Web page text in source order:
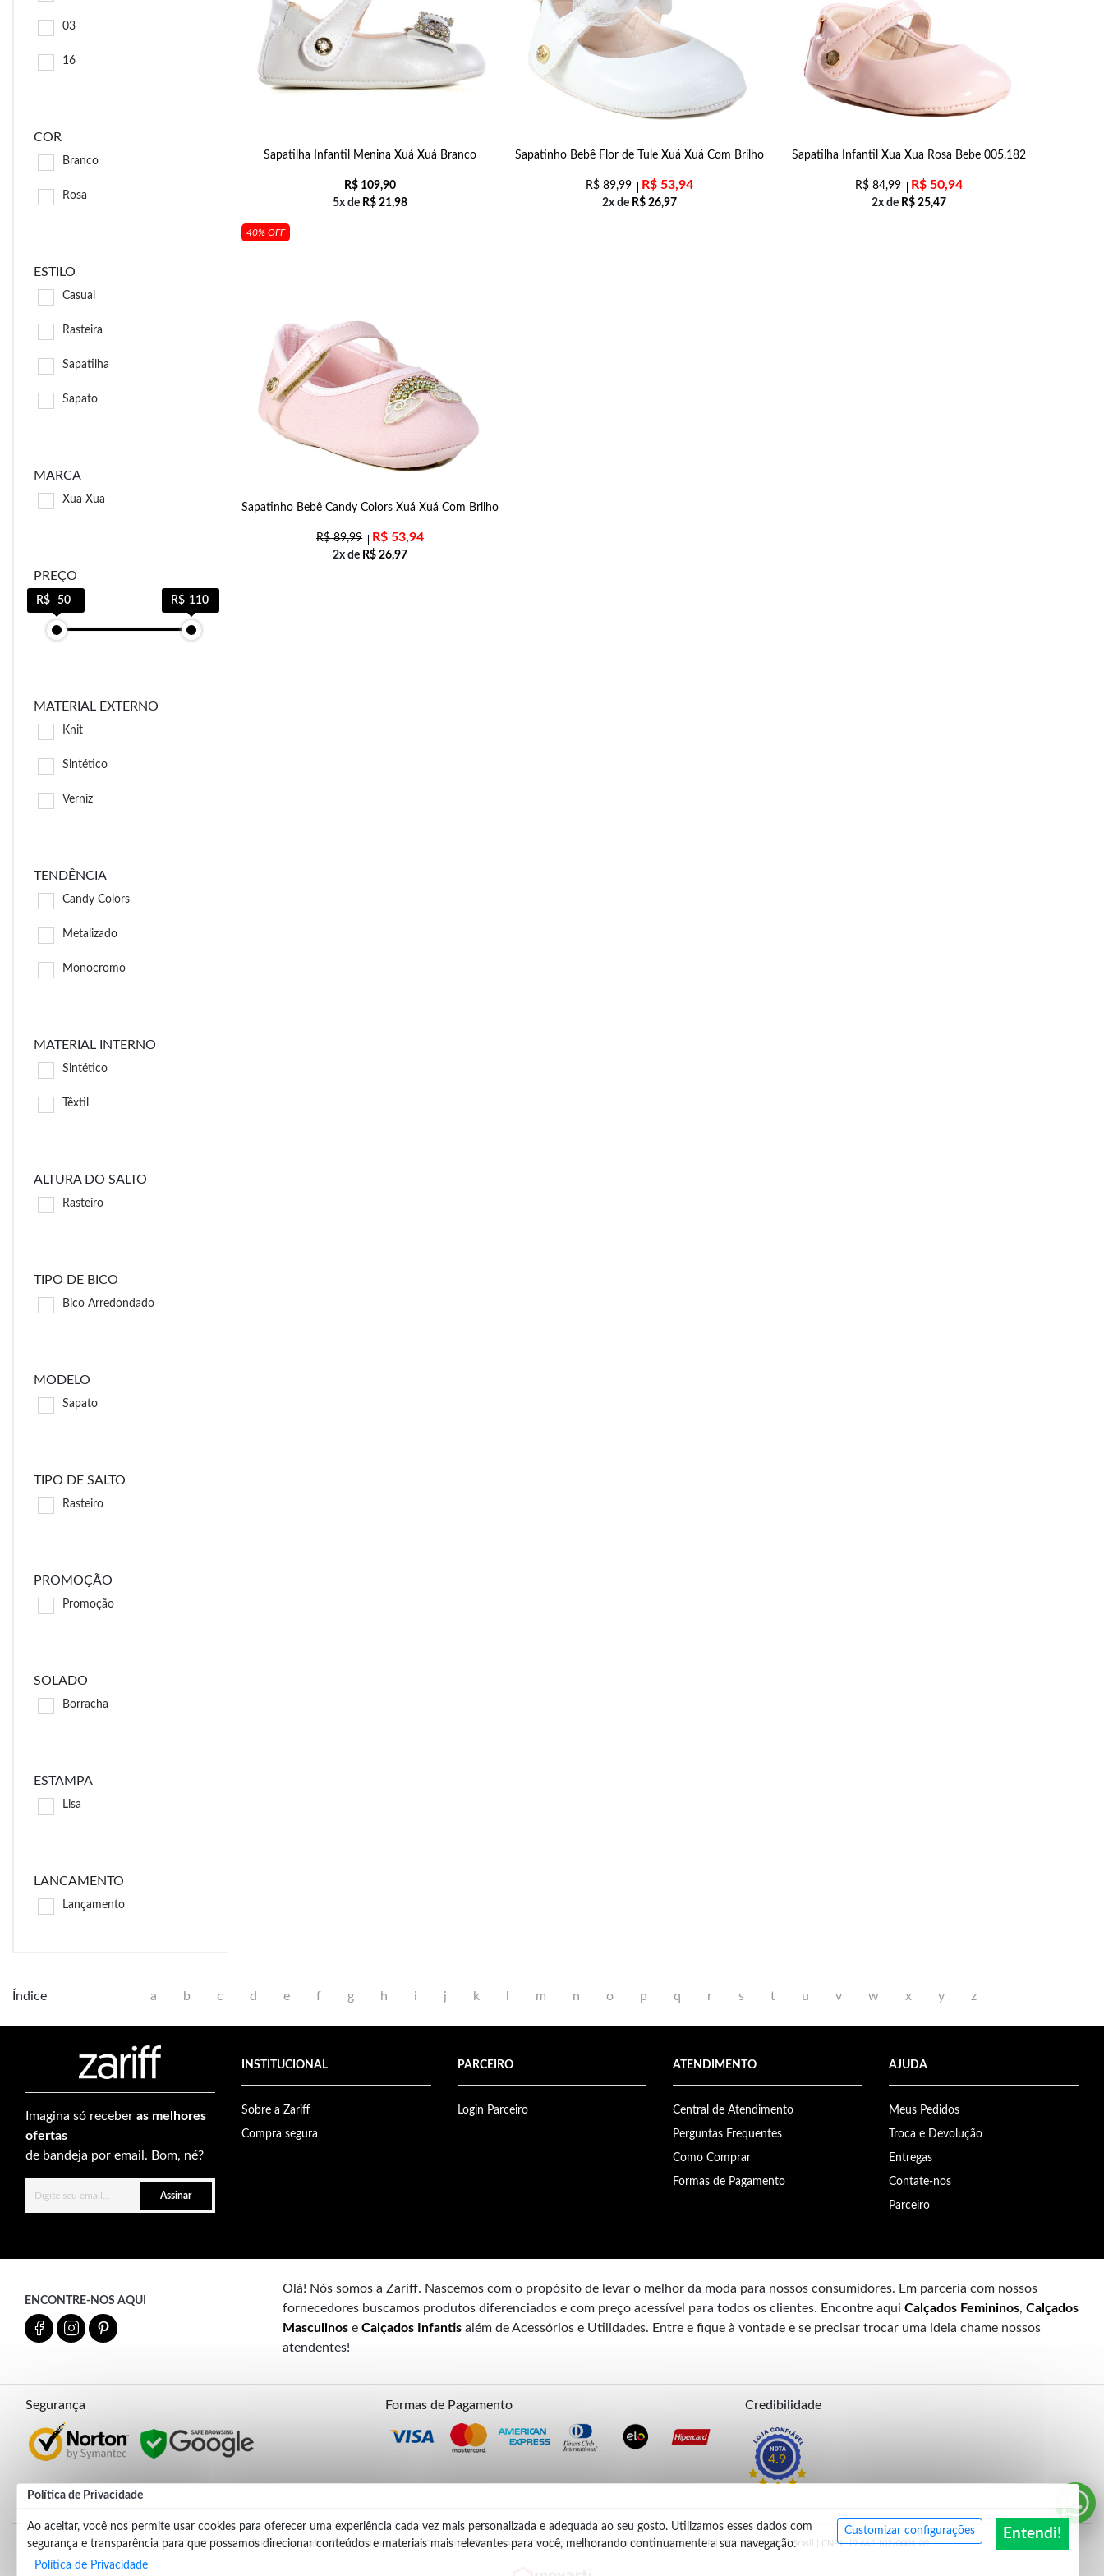
Política de Privacidade
Ao aceitar, você nos permite usar cookies para oferecer uma experiência cada vez mais personalizada e adequada ao seu gosto. Utilizamos esses dados com
segurança e transparência para que possamos direcionar conteúdos e materiais mais relevantes para você, melhorando continuamente a sua navegação.
Política de Privacidade
Customizar configurações Entendi!
03
16
COR
Branco
Rosa
ESTILO
Casual
Rasteira
Sapatilha
Sapato
MARCA
Xua Xua
PREÇO
50 110
MATERIAL EXTERNO
Knit
Sintético
Verniz
TENDÊNCIA
Candy Colors
Metalizado
Monocromo
MATERIAL INTERNO
Sintético
Têxtil
ALTURA DO SALTO
Rasteiro
TIPO DE BICO
Bico Arredondado
MODELO
Sapato
TIPO DE SALTO
Rasteiro
PROMOÇÃO
Promoção
SOLADO
Borracha
ESTAMPA
Lisa
LANCAMENTO
Lançamento
Sapatilha Infantil Menina Xuá Xuá Branco
R$ 109,90
5x de R$ 21,98
Sapatinho Bebê Flor de Tule Xuá Xuá Com Brilho
R$89,99 R$ 53,94
2x de R$ 26,97
Sapatilha Infantil Xua Xua Rosa Bebe 005.182
R$84,99 R$50,94
2x de R$25,47
40% OFF
Sapatinho Bebê Candy Colors Xuá Xuá Com Brilho
R$89,99 R$ 53,94
2x de R$ 26,97
Índice a b c d e f g h i j k m n o p q r s t u v w x y z
Imagina só receber as melhores
ofertas
de bandeja por email. Bom, né?
Assinar
INSTITUCIONAL
Sobre a Zariff
Compra segura
PARCEIRO
Login Parceiro
ATENDIMENTO
Central de Atendimento
Perguntas Frequentes
Como Comprar
Formas de Pagamento
AJUDA
Meus Pedidos
Troca e Devolução
Entregas
Contate-nos
Parceiro
ENCONTRE-NOS AQUI
Olá! Nós somos a Zariff. Nascemos com o propósito de levar o melhor da moda para nossos consumidores. Em parceria com nossos
fornecedores buscamos produtos diferenciados e com preço acessível para todos os clientes. Encontre aqui Calçados Femininos, Calçados
Masculinose Calçados Infantisalém de Acessórios e Utilidades. Entre e fique à vontade e se precisar trocar uma ideia chame nossos
atendentes!
Segurança Formas de Pagamento Credibilidade
4.9
© Zariff. Todos os direitos reservados (Zariff On Line Com. de Calç. Ltda.) | Travessa Frei Deodato, 230 | Francisco Beltrão | Parana - PR | CEP: 85601-620 | Brasil | CNPJ: 19.662.102/0001-09